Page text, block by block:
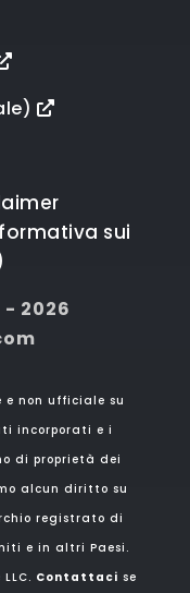
sui
2026
e non ufficiale su
incorporati e i
di proprietà dei
alcun diritto su
registrato di
e in altri Paesi.
Contattaci se